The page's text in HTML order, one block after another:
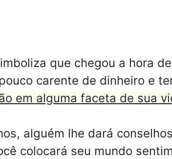
que chegou a hora
carente de dinheiro e
em alguma faceta de sua
alguém lhe dará
colocará seu mundo